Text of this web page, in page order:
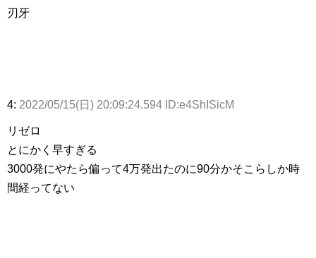
刃牙
4: 2022/05/15(日) 20:09:24.594 ID:e4ShISicM
リゼロ
とにかく早すぎる
3000発にやたら偏って4万発出たのに90分かそこらしか時
間経ってない